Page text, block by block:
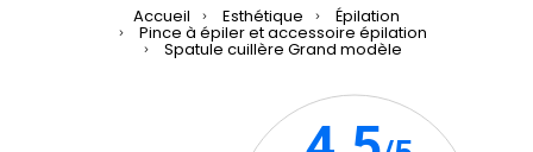
Accueil Esthétique Épilation
Pince à épiler et accessoire épilation
Spatule cuillère Grand modèle